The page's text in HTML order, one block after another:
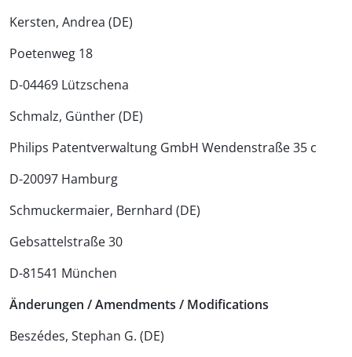
Kersten, Andrea (DE)
Poetenweg 18
D-04469 Lützschena
Schmalz, Günther (DE)
Philips Patentverwaltung GmbH Wendenstraße 35 c
D-20097 Hamburg
Schmuckermaier, Bernhard (DE)
Gebsattelstraße 30
D-81541 München
Änderungen / Amendments / Modifications
Beszédes, Stephan G. (DE)